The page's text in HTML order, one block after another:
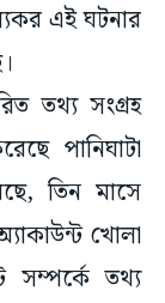
এই ঘটনার
তথ্য সংগ্রহ
পানিঘাটা
তিন মাসে
খোলা
সম্পর্কে তথ্য